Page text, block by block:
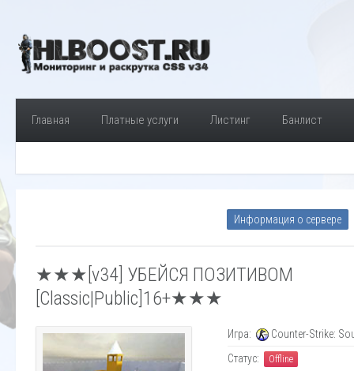
Главная Платные услуги Листинг Банлист
Информация о сервере
★★★[v34] УБЕЙСЯ ПОЗИТИВОМ
[Classic|Public]16+★★★
Игра:
Counter-Strike:
Статус:
Offline